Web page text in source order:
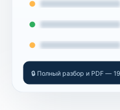
🔒 Полный разбор и PDF —